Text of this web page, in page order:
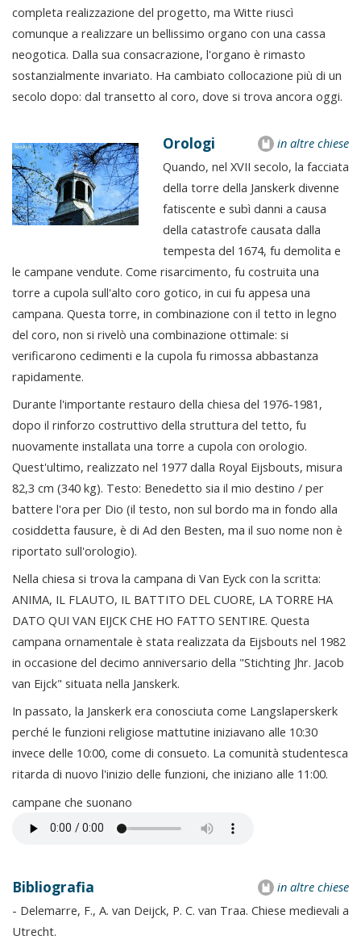
completa realizzazione del progetto, ma Witte riuscì
comunque a realizzare un bellissimo organo con una cassa
neogotica. Dalla sua consacrazione, l'organo è rimasto
sostanzialmente invariato. Ha cambiato collocazione più di un
secolo dopo: dal transetto al coro, dove si trova ancora oggi.
in altre chiese
Orologi
Quando, nel XVII secolo, la facciata
della torre della Janskerk divenne
fatiscente e subì danni a causa
della catastrofe causata dalla
tempesta del 1674, fu demolita e
le campane vendute. Come risarcimento, fu costruita una
torre a cupola sull'alto coro gotico, in cui fu appesa una
campana. Questa torre, in combinazione con il tetto in legno
del coro, non si rivelò una combinazione ottimale: si
verificarono cedimenti e la cupola fu rimossa abbastanza
rapidamente.
Durante l'importante restauro della chiesa del 1976-1981,
dopo il rinforzo costruttivo della struttura del tetto, fu
nuovamente installata una torre a cupola con orologio.
Quest'ultimo, realizzato nel 1977 dalla Royal Eijsbouts, misura
82,3 cm (340 kg). Testo: Benedetto sia il mio destino / per
battere l'ora per Dio (il testo, non sul bordo ma in fondo alla
cosiddetta fausure, è di Ad den Besten, ma il suo nome non è
riportato sull'orologio).
Nella chiesa si trova la campana di Van Eyck con la scritta:
ANIMA, IL FLAUTO, IL BATTITO DEL CUORE, LA TORRE HA
DATO QUI VAN EIJCK CHE HO FATTO SENTIRE. Questa
campana ornamentale è stata realizzata da Eijsbouts nel 1982
in occasione del decimo anniversario della "Stichting Jhr. Jacob
van Eijck" situata nella Janskerk.
In passato, la Janskerk era conosciuta come Langslaperskerk
perché le funzioni religiose mattutine iniziavano alle 10:30
invece delle 10:00, come di consueto. La comunità studentesca
ritarda di nuovo l'inizio delle funzioni, che iniziano alle 11:00.
campane che suonano
in altre chiese
Bibliografia
- Delemarre, F., A. van Deijck, P. C. van Traa. Chiese medievali a
Utrecht.